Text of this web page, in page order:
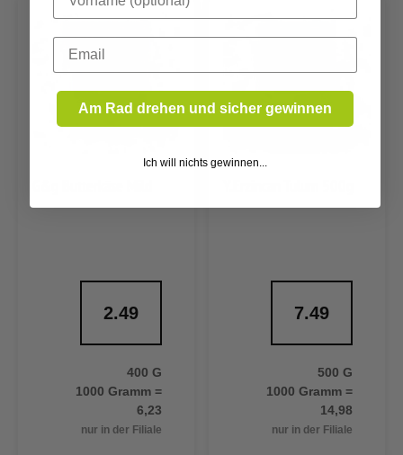
2.49
400 G
1000 Gramm =
6,23
nur in der Filiale
7.49
500 G
1000 Gramm =
14,98
nur in der Filiale
Email
Am Rad drehen und sicher gewinnen
Ich will nichts gewinnen...